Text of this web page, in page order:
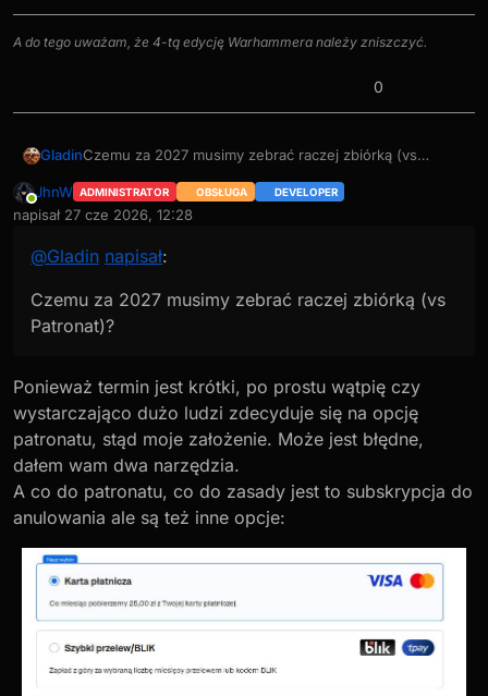
A do tego uważam, że 4-tą edycję Warhammera należy zniszczyć.
0
GladinCzemu za 2027 musimy zebrać raczej zbiórką (vs
Czy patronat jest na określony czas? Nie korzystałem
jeszcze z tego, więc nie wiem. Czy To jest patronat na
Online
JhnW ADMINISTRATOR OBSŁUGA DEVELOPER
napisał 27 cze 2026, 12:28
ostatnio edytowany przez
@Gladin napisał:
Czemu za 2027 musimy zebrać raczej zbiórką (vs
Patronat)?
Ponieważ termin jest krótki, po prostu wątpię czy
wystarczająco dużo ludzi zdecyduje się na opcję
patronatu, stąd moje założenie. Może jest błędne,
dałem wam dwa narzędzia.
A co do patronatu, co do zasady jest to subskrypcja do
anulowania ale są też inne opcje: